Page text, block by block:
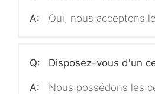
A: Oui, nous acceptons
Q: Disposez-vous d'un
A: Nous possédons les